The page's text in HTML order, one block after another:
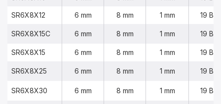
SR6X8X12 6 mm 8 mm 1 mm 19
SR6X8X15C 6 mm 8 mm 1 mm 19
SR6X8X15 6 mm 8 mm 1 mm 19
SR6X8X25 6 mm 8 mm 1 mm 19
SR6X8X30 6 mm 8 mm 1 mm 19